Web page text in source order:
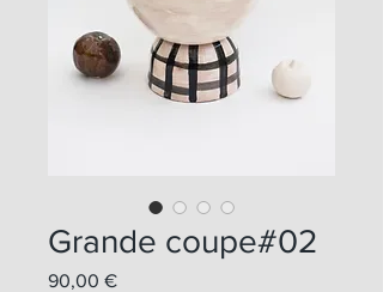
Grande coupe#02
90,00 €Prix